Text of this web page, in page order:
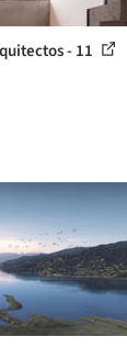
- 11